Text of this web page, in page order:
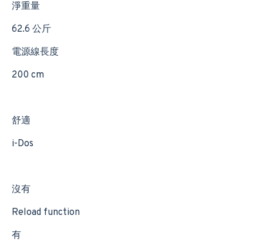
淨重量
62.6 公斤
電源線長度
200 cm
舒適
i-Dos
沒有
Reload function
有